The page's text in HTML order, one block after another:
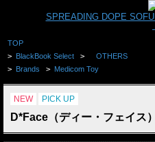
SPREADING DOPE
TOP
> BlackBook Select > OTHERS
> Brands > Medicom Toy
NEW PICK UP
D*Face（ディー・フェイス